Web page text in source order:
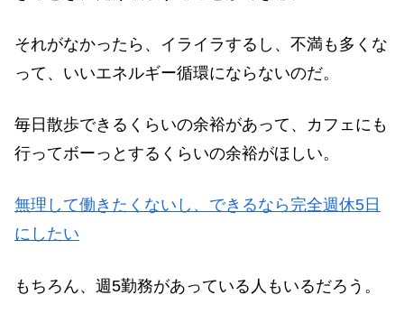
それがなかったら、イライラするし、不満も多くな
って、いいエネルギー循環にならないのだ。
毎日散歩できるくらいの余裕があって、カフェにも
行ってボーっとするくらいの余裕がほしい。
無理して働きたくないし、できるなら完全週休5日
にしたい
もちろん、週5勤務があっている人もいるだろう。